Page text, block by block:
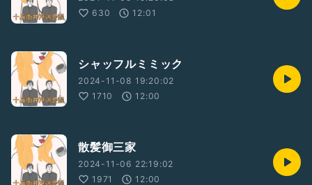
630
12:01
シャッフルミミック
2024-11-08 19:20:02
1710
12:00
散髪御三家
2024-11-06 22:19:02
1971
12:00